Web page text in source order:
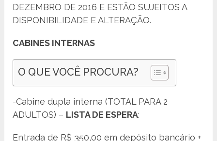
DEZEMBRO DE 2016 E ESTÃO SUJEITOS A
DISPONIBILIDADE E ALTERAÇÃO.
CABINES INTERNAS
O QUE VOCÊ PROCURA?
-Cabine dupla interna (TOTAL PARA 2
ADULTOS) – LISTA DE ESPERA:
Entrada de R$ 350,00 em depósito bancário +